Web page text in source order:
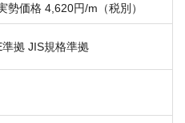
勢価格 4,620円/m（税別）
拠 JIS規格準拠